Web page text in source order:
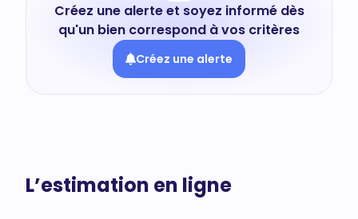
Créez une alerte et soyez informé dès
qu'un bien correspond à vos critères
Créez une alerte
L’estimation en ligne